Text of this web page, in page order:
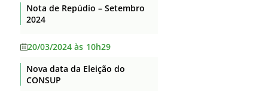
Xique-Xique
Revisão e Consolidação dos
Atos Normativos – Decreto
Perguntas Frequentes
Lei Geral de Proteção de Dados
Flexibilização de Jornada de
Trabalho TAE
Nota de Repúdio – Setembro
2024
20/03/2024 às 10h29
Nova data da Eleição do
CONSUP